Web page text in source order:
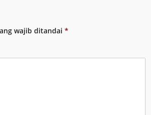
wajib ditandai *